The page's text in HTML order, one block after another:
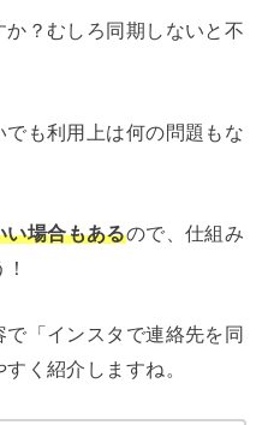
？むしろ同期しないと不
も利用上は何の問題もな
い場合もあるので、仕組み
「インスタで連絡先を同
く紹介しますね。